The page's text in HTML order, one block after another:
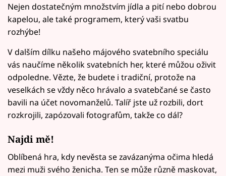
Nejen dostatečným množstvím jídla a pití nebo dobrou
kapelou, ale také programem, který vaši svatbu
rozhýbe!
V dalším dílku našeho májového svatebního speciálu
vás naučíme několik svatebních her, které můžou oživit
odpoledne. Vězte, že budete i tradiční, protože na
veselkách se vždy něco hrávalo a svatebčané se často
bavili na účet novomanželů. Talíř jste už rozbili, dort
rozkrojili, zapózovali fotografům, takže co dál?
Najdi mě!
Oblíbená hra, kdy nevěsta se zavázanýma očima hledá
mezi muži svého ženicha. Ten se může různě maskovat,